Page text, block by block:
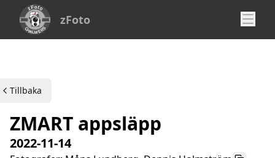
zFoto
Tillbaka
ZMART appsläpp
2022-11-14